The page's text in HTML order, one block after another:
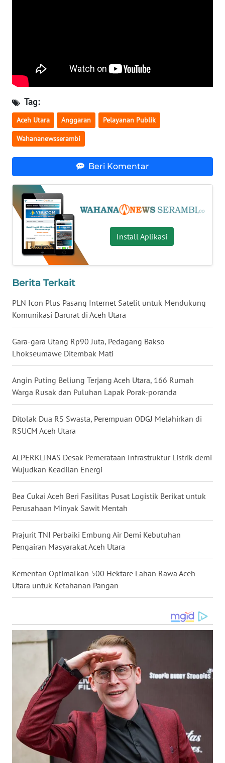
Tag:
Aceh Utara Anggaran Pelayanan Publik
Wahananewsserambi
Beri Komentar
Install Aplikasi
Berita Terkait
PLN Icon Plus Pasang Internet Satelit untuk Mendukung
Komunikasi Darurat di Aceh Utara
Gara-gara Utang Rp90 Juta, Pedagang Bakso
Lhokseumawe Ditembak Mati
Angin Puting Beliung Terjang Aceh Utara, 166 Rumah
Warga Rusak dan Puluhan Lapak Porak-poranda
Ditolak Dua RS Swasta, Perempuan ODGJ Melahirkan di
RSUCM Aceh Utara
ALPERKLINAS Desak Pemerataan Infrastruktur Listrik demi
Wujudkan Keadilan Energi
Bea Cukai Aceh Beri Fasilitas Pusat Logistik Berikat untuk
Perusahaan Minyak Sawit Mentah
Prajurit TNI Perbaiki Embung Air Demi Kebutuhan
Pengairan Masyarakat Aceh Utara
Kementan Optimalkan 500 Hektare Lahan Rawa Aceh
Utara untuk Ketahanan Pangan
NUSANTARA
WN
JOGJA
BALI
WN
KALBAR
WN
WN
KALTARA
KALSEL
KALTIM
SULSEL
GORONTALO
SULUT
WN
MALUKU
WN
MALUT
WN
DANAU
NIAS
WN
LANGKAT